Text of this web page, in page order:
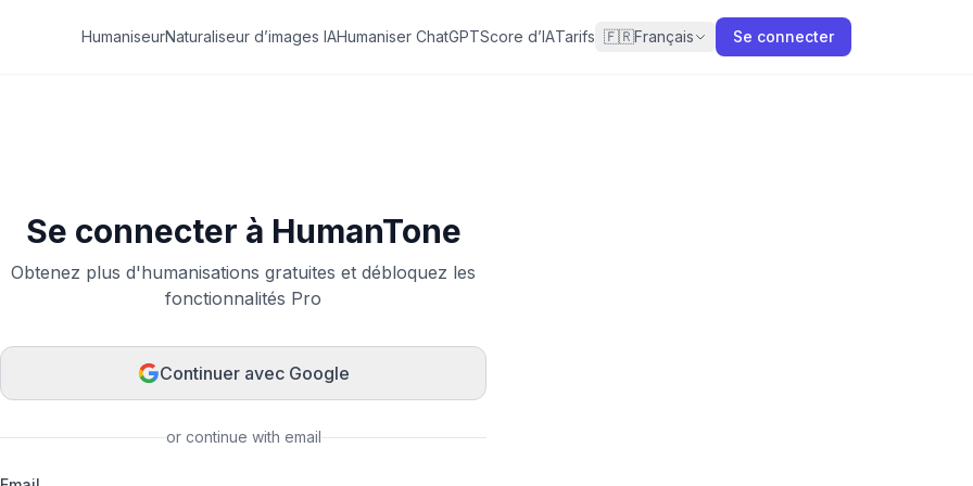
HumaniseurNaturaliseur d’images IAHumaniser ChatGPTScore d’IATarifs 🇫🇷Français Se connecter
Se connecter à HumanTone
Obtenez plus d'humanisations gratuites et débloquez les
fonctionnalités Pro
Continuer avec Google
or continue with email